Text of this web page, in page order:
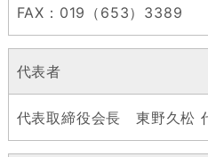
FAX：019（653）3389
代表者
代表取締役会長 東野久松